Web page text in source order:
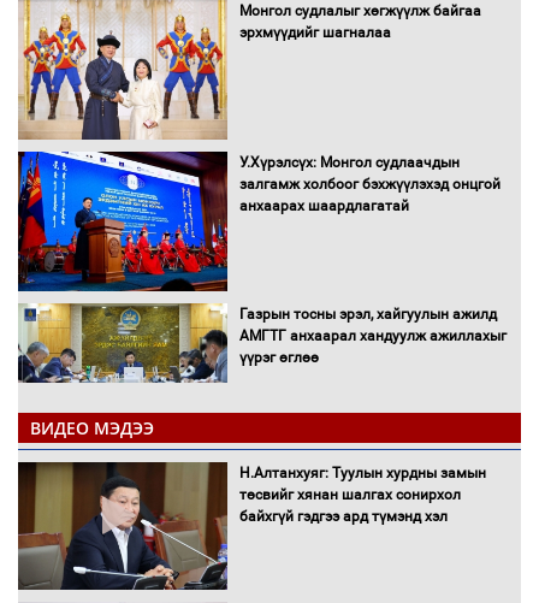
Монгол судлалыг хөгжүүлж байгаа
эрхмүүдийг шагналаа
У.Хүрэлсүх: Монгол судлаачдын
залгамж холбоог бэхжүүлэхэд онцгой
анхаарах шаардлагатай
Газрын тосны эрэл, хайгуулын ажилд
АМГТГ анхаарал хандуулж ажиллахыг
үүрэг өглөө
Н.Номтойбаяр: Орон нутаг хөгжихөд
чөдөр болж буй хууль, эрхзүйн орчныг
шинэчилнэ
ВИДЕО МЭДЭЭ
Н.Алтанхуяг: Туулын хурдны замын
төсвийг хянан шалгах сонирхол
байхгүй гэдгээ ард түмэнд хэл